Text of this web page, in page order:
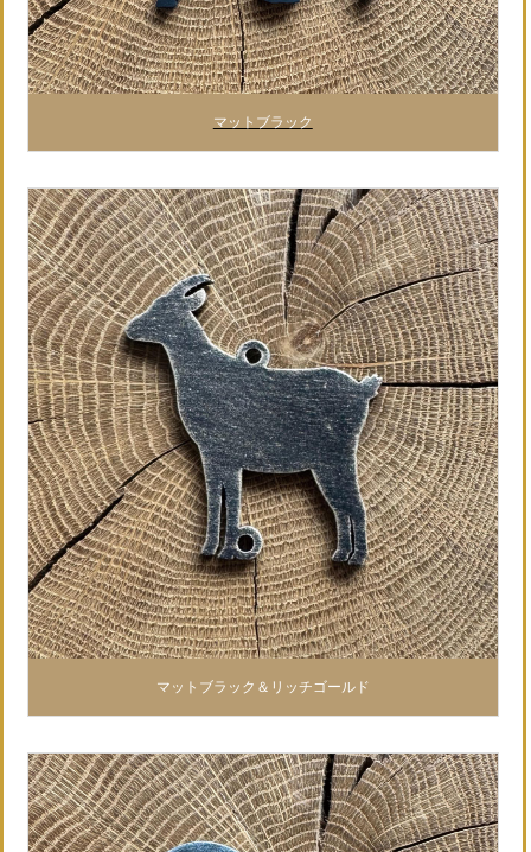
マットブラック
マットブラック＆リッチゴールド